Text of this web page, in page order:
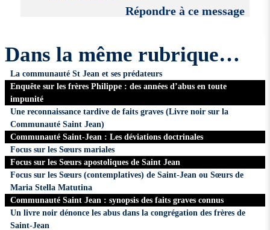
Répondre à ce message
Dans la même rubrique…
La communauté St Jean et ses prédateurs
Enquête sur les frères Philippe : des années d’abus en toute
impunité
Une reconnaissance tardive de faits graves (Livre noir sur la
Communauté Saint Jean)
Communauté Saint-Jean : Les déviations doctrinales
Focus sur les Sœurs mariales
Focus sur les Sœurs apostoliques de Saint Jean
Focus sur les Sœurs (contemplatives) de Saint-Jean ou Sœurs de
Maria Stella Matutina
Communauté Saint Jean : synopsis des faits graves connus
Un livre noir dénonce les abus dans la congrégation des frères de
Saint-Jean